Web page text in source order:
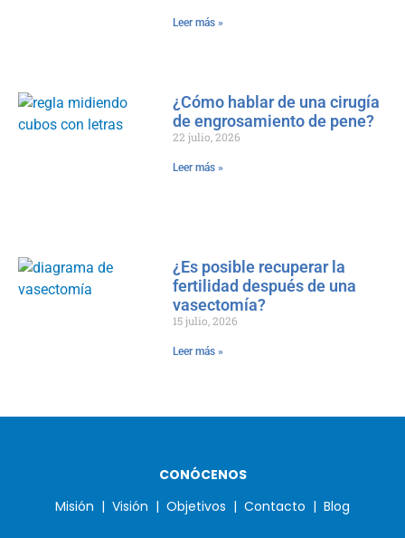
Leer más »
¿Cómo hablar de una cirugía
de engrosamiento de pene?
22 julio, 2026
Leer más »
¿Es posible recuperar la
fertilidad después de una
vasectomía?
15 julio, 2026
Leer más »
CONÓCENOS
Misión | Visión | Objetivos | Contacto | Blog